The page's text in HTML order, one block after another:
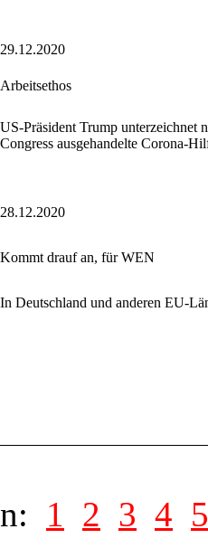
29.12.2020
Arbeitsethos
US-Präsident Trump unterzeichnet
Congress ausgehandelte Corona-
28.12.2020
Kommt drauf an, für WEN
In Deutschland und anderen EU-
1 2 3 4 5